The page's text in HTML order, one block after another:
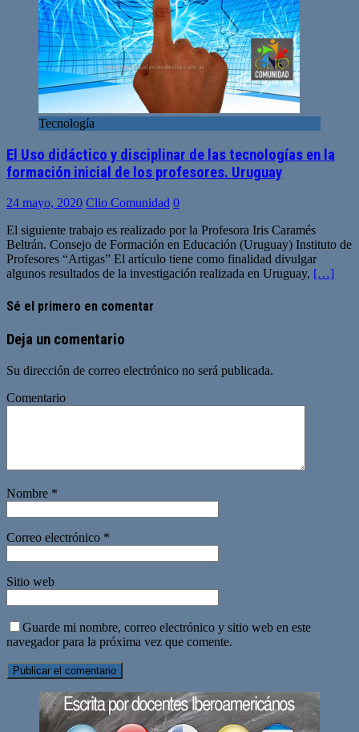
Tecnología
El Uso didáctico y disciplinar de las tecnologías en la
formación inicial de los profesores. Uruguay
24 mayo, 2020 Clio Comunidad 0
El siguiente trabajo es realizado por la Profesora Iris Caramés
Beltrán. Consejo de Formación en Educación (Uruguay) Instituto de
Profesores “Artigas” El artículo tiene como finalidad divulgar
algunos resultados de la investigación realizada en Uruguay, […]
Sé el primero en comentar
Deja un comentario
Su dirección de correo electrónico no será publicada.
Comentario
Nombre *
Correo electrónico *
Sitio web
Guarde mi nombre, correo electrónico y sitio web en este
navegador para la próxima vez que comente.